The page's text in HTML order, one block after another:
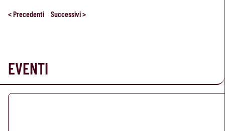
< Precedenti Successivi >
EVENTI